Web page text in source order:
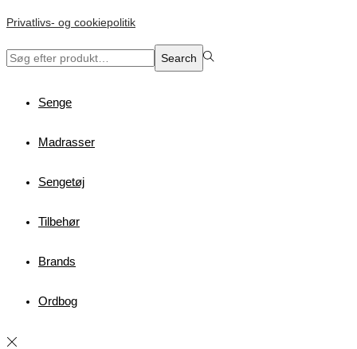
Privatlivs- og cookiepolitik
Search
Search
Senge
Madrasser
Sengetøj
Tilbehør
Brands
Ordbog